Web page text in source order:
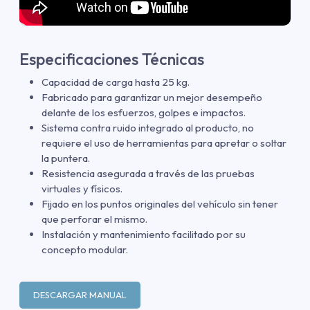
Especificaciones Técnicas
Capacidad de carga hasta 25 kg.
Fabricado para garantizar un mejor desempeño
delante de los esfuerzos, golpes e impactos.
Sistema contra ruido integrado al producto, no
requiere el uso de herramientas para apretar o soltar
la puntera.
Resistencia asegurada a través de las pruebas
virtuales y físicos.
Fijado en los puntos originales del vehículo sin tener
que perforar el mismo.
Instalación y mantenimiento facilitado por su
concepto modular.
DESCARGAR MANUAL